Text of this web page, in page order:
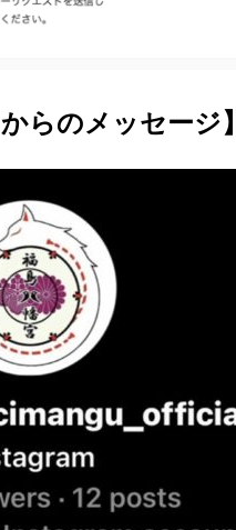
らのメッセージ】